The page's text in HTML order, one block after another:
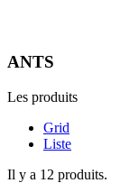
ANTS
Les produits
Grid
Liste
Il y a 12 produits.